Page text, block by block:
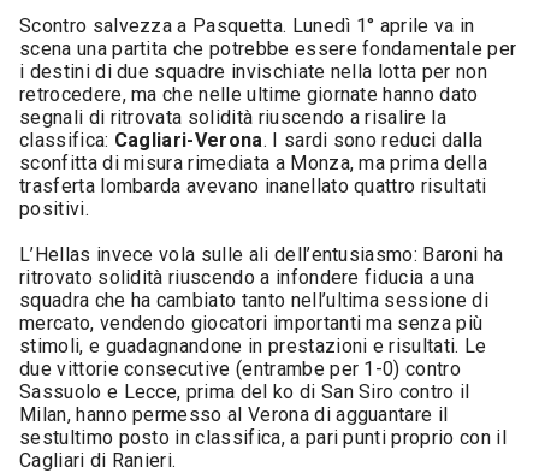
Scontro salvezza a Pasquetta. Lunedì 1° aprile va in
scena una partita che potrebbe essere fondamentale per
i destini di due squadre invischiate nella lotta per non
retrocedere, ma che nelle ultime giornate hanno dato
segnali di ritrovata solidità riuscendo a risalire la
classifica: Cagliari-Verona. I sardi sono reduci dalla
sconfitta di misura rimediata a Monza, ma prima della
trasferta lombarda avevano inanellato quattro risultati
positivi.
L’Hellas invece vola sulle ali dell’entusiasmo: Baroni ha
ritrovato solidità riuscendo a infondere fiducia a una
squadra che ha cambiato tanto nell’ultima sessione di
mercato, vendendo giocatori importanti ma senza più
stimoli, e guadagnandone in prestazioni e risultati. Le
due vittorie consecutive (entrambe per 1-0) contro
Sassuolo e Lecce, prima del ko di San Siro contro il
Milan, hanno permesso al Verona di agguantare il
sestultimo posto in classifica, a pari punti proprio con il
Cagliari di Ranieri.